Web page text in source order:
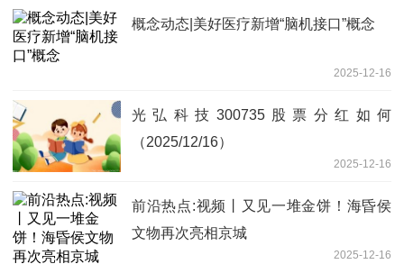
概念动态|美好医疗新增“脑机接口”概念
2025-12-16
光弘科技300735股票分红如何
（2025/12/16）
2025-12-16
前沿热点:视频丨又见一堆金饼！海昏侯
文物再次亮相京城
2025-12-16